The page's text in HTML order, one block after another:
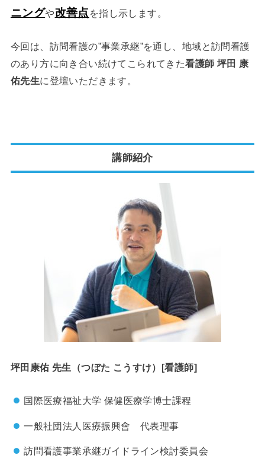
ニングや改善点 を指し示します。
今回は、訪問看護の”事業承継”を通し、地域と訪問看護
のあり方に向き合い続けてこられてきた看護師 坪田 康
佑先生に登壇いただきます。
講師紹介
坪田康佑 先生（つぼた こうすけ）[看護師]
国際医療福祉大学 保健医療学博士課程
一般社団法人医療振興會​ 代表理事
訪問看護事業承継ガイドライン検討委員会